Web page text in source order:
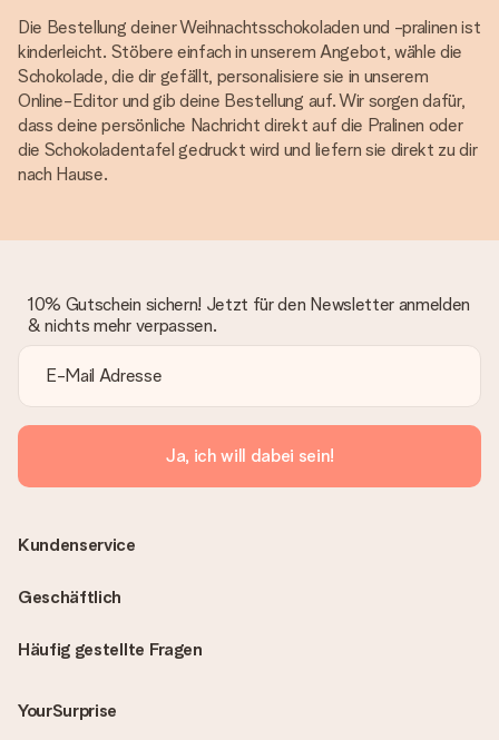
Die Bestellung deiner Weihnachtsschokoladen und -pralinen ist
kinderleicht. Stöbere einfach in unserem Angebot, wähle die
Schokolade, die dir gefällt, personalisiere sie in unserem
Online-Editor und gib deine Bestellung auf. Wir sorgen dafür,
dass deine persönliche Nachricht direkt auf die Pralinen oder
die Schokoladentafel gedruckt wird und liefern sie direkt zu dir
nach Hause.
10% Gutschein sichern! Jetzt für den Newsletter anmelden
& nichts mehr verpassen.
Ja, ich will dabei sein!
Häufig gestellte Fragen
YourSurprise
Kundenservice
Geschäftlich